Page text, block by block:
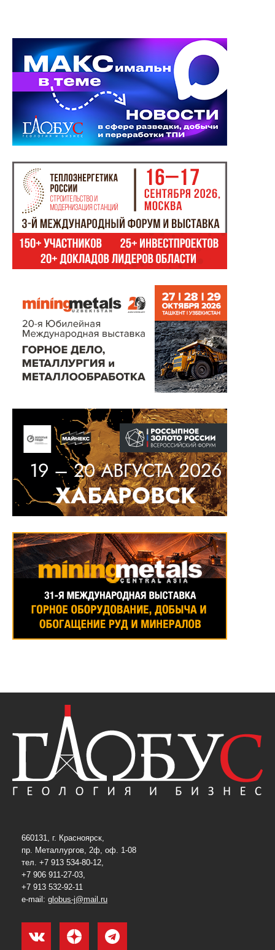
660131, г. Красноярск,
пр. Металлургов, 2ф, оф. 1-08
тел. +7 913 534-80-12,
+7 906 911-27-03,
+7 913 532-92-11
e-mail: globus-j@mail.ru